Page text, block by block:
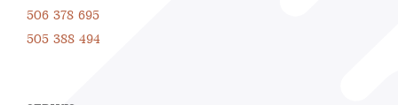
506 378 695
505 388 494